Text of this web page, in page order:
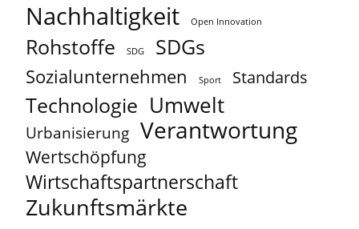
Nachhaltigkeit Open Innovation
Rohstoffe SDG SDGs
Sozialunternehmen Sport Standards
Technologie Umwelt
Urbanisierung Verantwortung
Wertschöpfung
Wirtschaftspartnerschaft
Zukunftsmärkte